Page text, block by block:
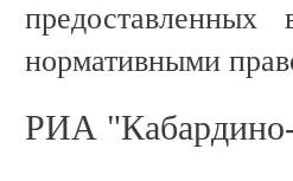
нормативными
РИА